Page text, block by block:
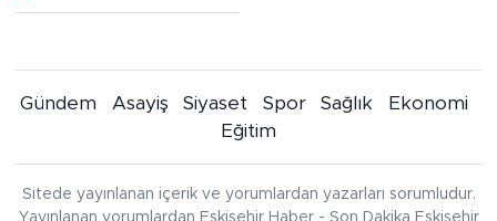
Gündem Asayiş Siyaset Spor Sağlık
Ekonomi
Eğitim
Sitede yayınlanan içerik ve yorumlardan yazarları sorumludur.
Yayınlanan yorumlardan Eskişehir Haber - Son Dakika Eskişehir